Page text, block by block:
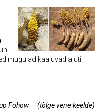
mugulad kaaluvad ajuti
Fohow
(tõlge vene keelde)